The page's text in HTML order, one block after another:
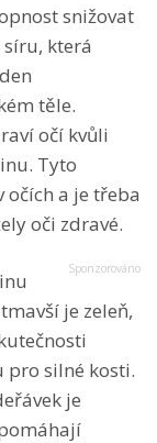
snižovat
která
těle.
očí kvůli
Tyto
a je třeba
oči zdravé.
je zeleň,
pro silné kosti.
je